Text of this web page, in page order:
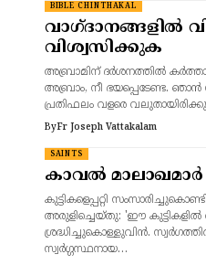
BIBLE CHINTHAKAL
വാഗ്ദാനങ്ങളിൽ
വിശ്വസിക്കുക
അബ്രാമിന് ദർശനത്തിൽ
അബ്രാം, നീ ഭയപ്പെടേണ്ട. ഞാൻ
പ്രതിഫലം വളരെ
ByFr Joseph Vattakalam
SAINTS
കാവൽ മാലാഖമാർ
കുട്ടികളെപ്പറ്റി
അരുളിച്ചെയ്തു: 'ഈ കുട്ടികളിൽ
ശ്രദ്ധിച്ചുകൊള്ളുവിൻ.
സ്വർഗ്ഗസ്ഥനായ…